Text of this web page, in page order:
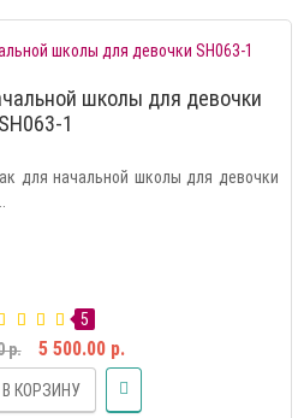
школы для девочки
SH063-1
для начальной школы для девочки
5
р.
5 500.00 р.
В КОРЗИНУ